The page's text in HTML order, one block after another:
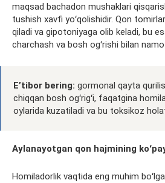
maqsad bachadon mushaklari
tushish xavfi yoʻqolishidir. Qon
qiladi va gipotoniyaga olib keladi, bu
charchash va bosh ogʻrishi bilan
Eʼtibor bering: gormonal qayta
chiqqan bosh ogʻrigʻi, faqatgina
oylarida kuzatiladi va bu toksikoz
Aylanayotgan qon hajmining
Homiladorlik vaqtida eng muhim